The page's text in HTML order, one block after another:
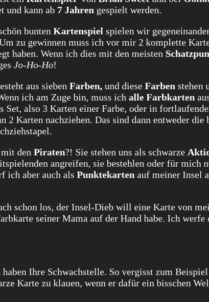
und kann ab 7 Jahren gespielt werden.
bunten Kartenspiel spielen wir
zu gewinnen muss ich vor mir 2 komplette
haben. Wenn ich dies mit den meisten
Jo-Ho-Ho!
aus sieben Farben, und diese Farben stehen
ich am Zuge bin, muss ich alle Farbkarten
Set, also 3 Karten einer Farbe, oder in
2 Karten nachziehen. Das sind dann entweder
den Piraten?! Sie stehen uns als schwarze
angreifen, sie bestehlen oder für mich
ich aber auch als Punktekarten auf meiner Insel
schon los, der Insel-Dieb will eine Karte von
seiner Mama auf der Hand habe. Ich werfe
Ihre Schwachstelle. So vergisst zum
Karte zu klauen, wenn er dafür ein bisschen